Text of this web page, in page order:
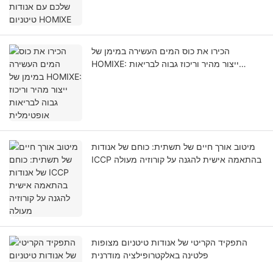
הכירו את כוס המים העשירה במימן של
HOMIXE: ייצור מהיר וריכוז גבוה לבריאות
מיטוב אורך חיים של תשתית: כוחם של אנודות
ICCP בהתאמה אישית להגנה על קורוזיה מעולה
התפקיד הקריטי של אנודות טיטניום מצופות
פלטינה באלקטרופילציה מודרנית